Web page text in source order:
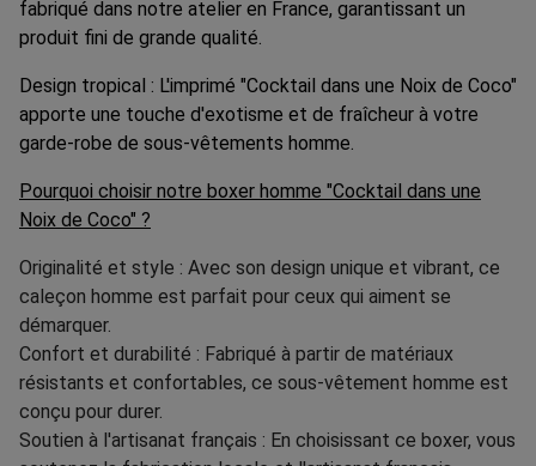
fabriqué dans notre atelier en France, garantissant un
produit fini de grande qualité.
Design tropical : L'imprimé "Cocktail dans une Noix de Coco"
apporte une touche d'exotisme et de fraîcheur à votre
garde-robe de sous-vêtements homme.
Pourquoi choisir notre boxer homme "Cocktail dans une
Noix de Coco" ?
Originalité et style : Avec son design unique et vibrant, ce
caleçon homme est parfait pour ceux qui aiment se
démarquer.
Confort et durabilité : Fabriqué à partir de matériaux
résistants et confortables, ce sous-vêtement homme est
conçu pour durer.
Soutien à l'artisanat français : En choisissant ce boxer, vous